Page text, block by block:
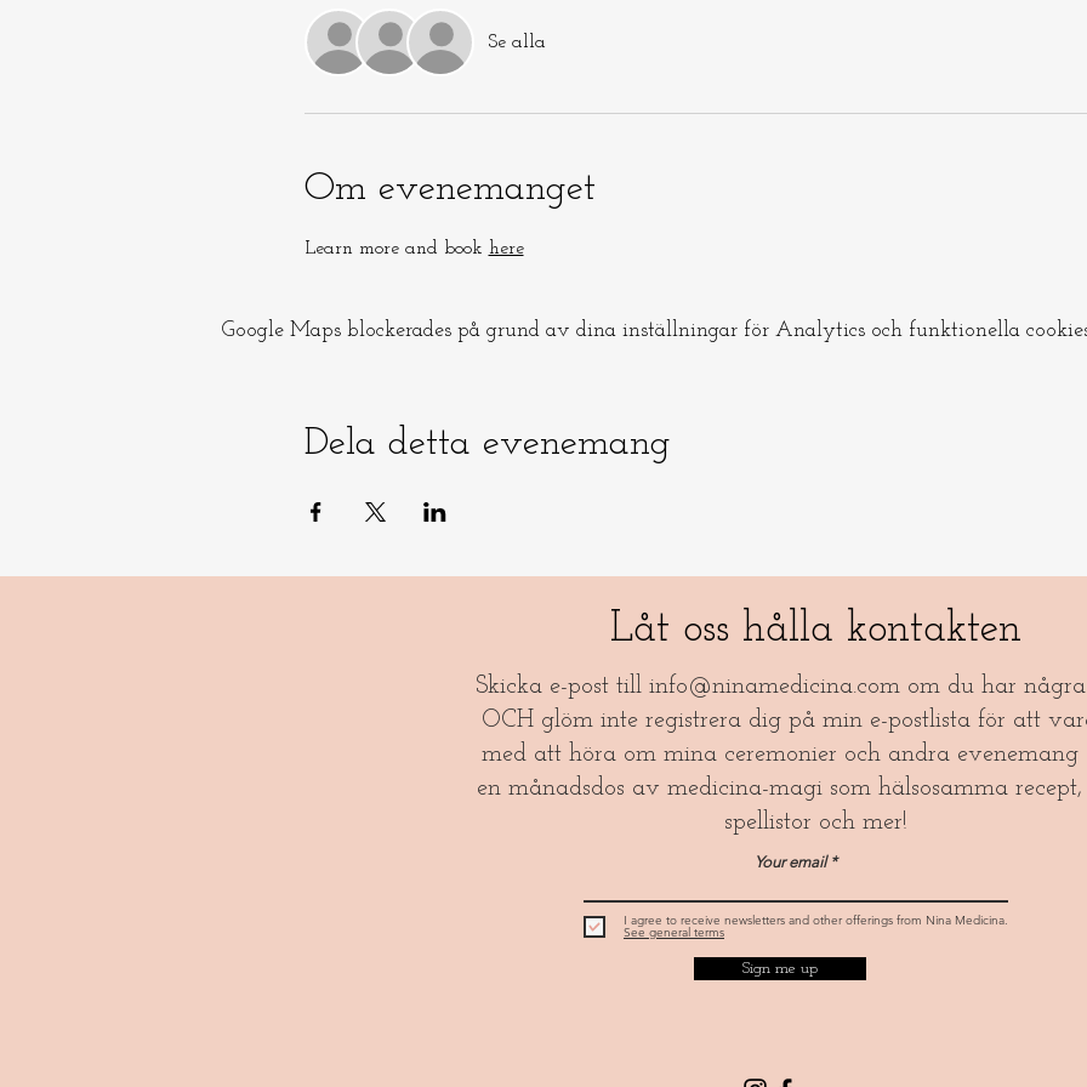
Se alla
Om evenemanget
Learn more and book here
Google Maps blockerades på grund av dina inställningar för Analytics och funktionella
Dela detta evenemang
Låt oss hålla kontakten
​​Skicka e-post till info@ninamedicina.comom du har
OCH glöm inte registrera dig på min e-postlista för att
med att höra om mina ceremonier och andra evenemang
en månadsdos av medicina-magi som hälsosamma recept,
spellistor och mer!​
Your email
I agree to receive newsletters and other offerings from Nina Medicina.
See general terms
Sign me up